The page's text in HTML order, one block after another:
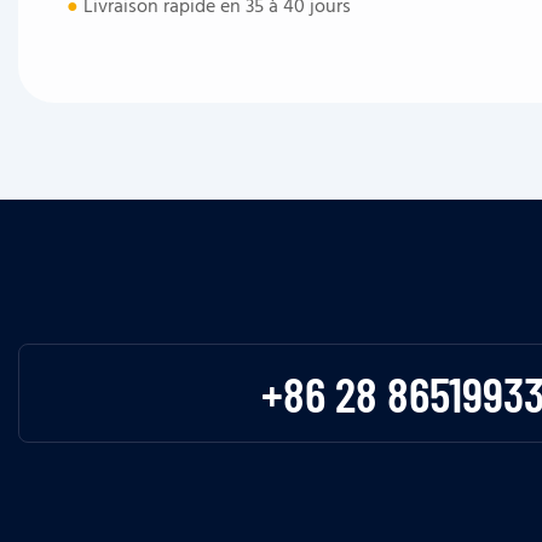
● Livraison rapide en 35 à 40 jours
+86 28 86519933